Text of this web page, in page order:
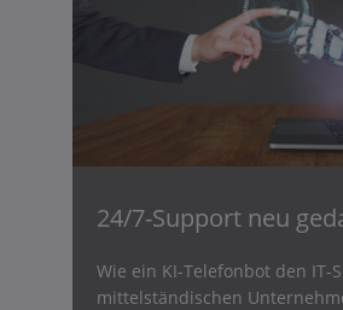
24/7-Support neu
Wie ein KI-Telefonbot den IT-
mittelständischen